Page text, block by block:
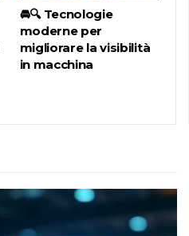
🚘🔍 Tecnologie
moderne per
migliorare la visibilità
in macchina